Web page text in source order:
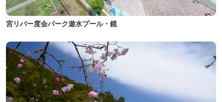
宮リバー度会パーク遊水プール・鏡